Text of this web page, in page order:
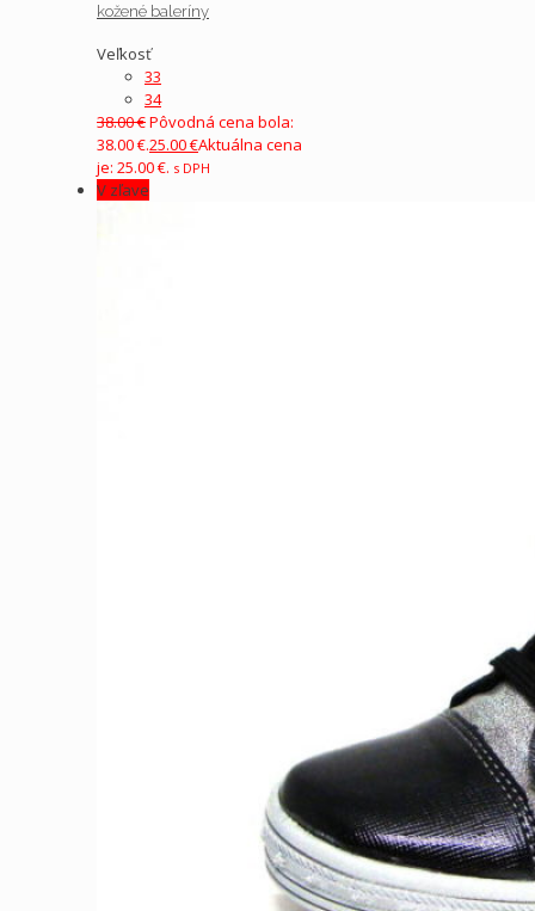
kožené baleríny
Veľkosť
33
34
38.00€Pôvodná cena bola:
38.00 €.25.00€Aktuálna cena
je: 25.00 €. s DPH
V zľave